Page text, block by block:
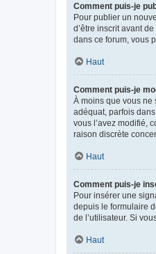
Comment puis-je
Pour publier un
d’être inscrit avant
dans ce forum, vous
Haut
Comment puis-je
À moins que vous ne
adéquat, parfois
vous l’avez modifié,
raison discrète
Haut
Comment puis-je
Pour insérer une
depuis le formulaire
de l’utilisateur. Si
Haut